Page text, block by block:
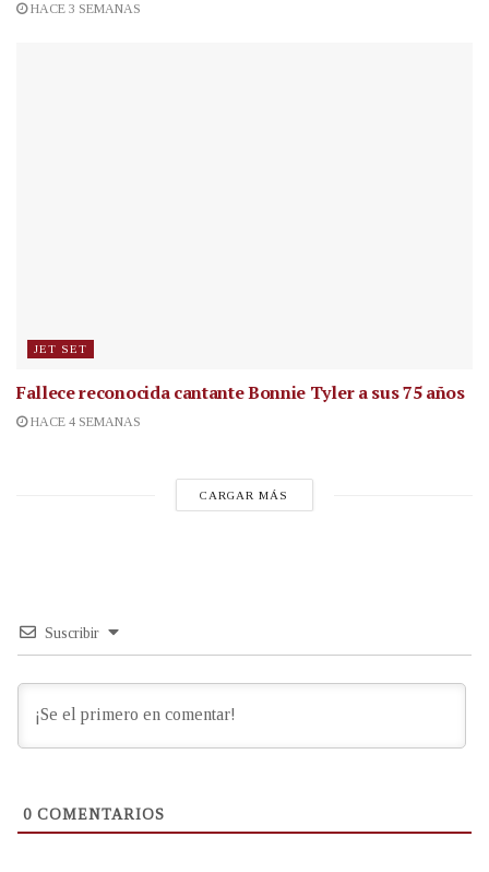
HACE 3 SEMANAS
JET SET
Fallece reconocida cantanteBonnie Tyler a sus 75 años
HACE 4 SEMANAS
CARGAR MÁS
Suscribir
0 COMENTARIOS